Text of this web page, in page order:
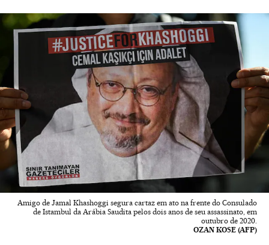
Amigo de Jamal Khashoggi segura cartaz em ato na frente do Consulado
de Istambul da Arábia Saudita pelos dois anos de seu assassinato, em
outubro de 2020.
OZAN KOSE (AFP)